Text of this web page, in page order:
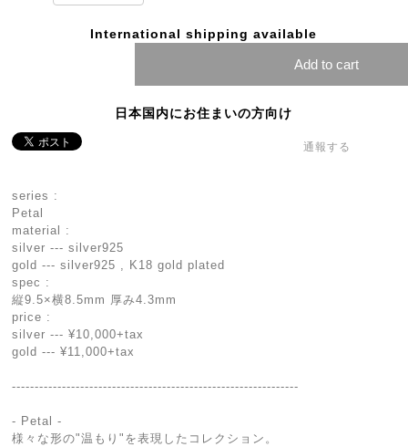
International shipping available
Add to cart
日本国内にお住まいの方向け
通報する
series :
Petal
material :
silver --- silver925
gold --- silver925 , K18 gold plated
spec :
縦9.5×横8.5mm 厚み4.3mm
price :
silver --- ¥10,000+tax
gold --- ¥11,000+tax
---------------------------------------------------------------
- Petal -
様々な形の"温もり"を表現したコレクション。